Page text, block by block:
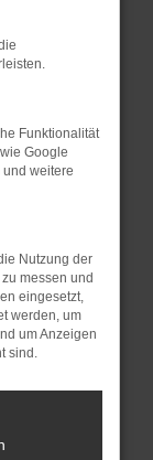
in einem
und dein
Stand
ein
dazu
nicht
Funktionalität
Google
und weitere
Nutzung der
messen und
eingesetzt,
werden, um
um Anzeigen
sind.